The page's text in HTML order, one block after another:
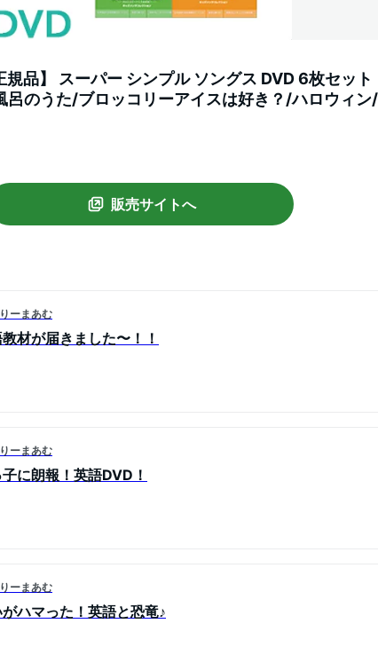
品】 スーパー シンプル ソングス DVD 6枚セット
のうた/ブロッコリーアイスは好き？/ハロウィン/
ッズソングコレクション 知育教材 英語 DVD
販売サイトへ
ーまあむ
材が届きました〜！！
ーまあむ
に朗報！英語DVD！
ーまあむ
ハマった！英語と恐竜♪